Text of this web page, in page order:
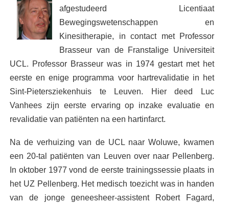
afgestudeerd Licentiaat
Bewegingswetenschappen en
Kinesitherapie, in contact met Professor
Brasseur van de Franstalige Universiteit
UCL. Professor Brasseur was in 1974 gestart met het
eerste en enige programma voor hartrevalidatie in het
Sint-Pietersziekenhuis te Leuven. Hier deed Luc
Vanhees zijn eerste ervaring op inzake evaluatie en
revalidatie van patiënten na een hartinfarct.
Na de verhuizing van de UCL naar Woluwe, kwamen
een 20-tal patiënten van Leuven over naar Pellenberg.
In oktober 1977 vond de eerste trainingssessie plaats in
het UZ Pellenberg. Het medisch toezicht was in handen
van de jonge geneesheer-assistent Robert Fagard,